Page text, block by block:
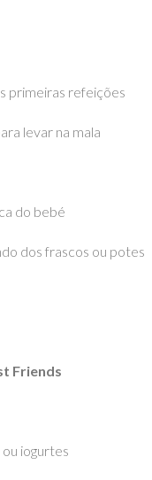
primeiras refeições
levar na mala
do bebé
dos frascos ou potes
Friends
iogurtes